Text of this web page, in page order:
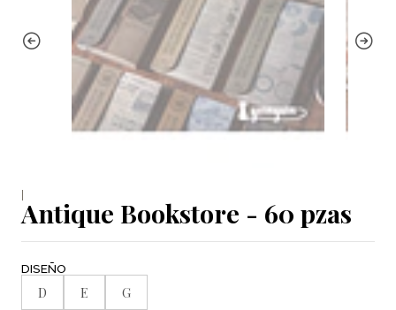
|
Antique Bookstore - 60 pzas
DISEÑO
D E G